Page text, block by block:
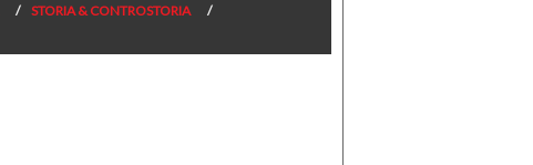
STORIA & CONTROSTORIA